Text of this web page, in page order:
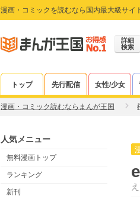
漫画・コミックを読むなら国内最大級サイ
詳細
検索
トップ 先行配信 女性/少女
漫画・コミック読むならまんが王国
人気メニュー
無料漫画トップ
ランキング
新刊